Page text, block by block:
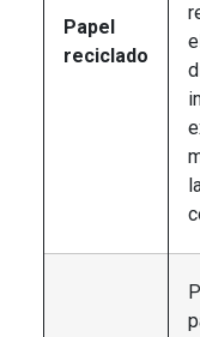
Papel
reciclado